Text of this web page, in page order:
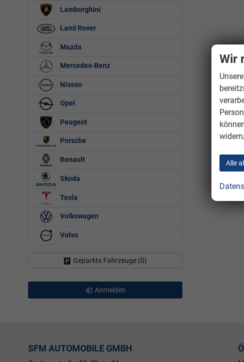
Lamborghini
Land Rover
Mazda
Mercedes-Benz
Nissan
Opel
Peugeot
Porsche
Renault
Skoda
Tesla
Volkswagen
Volvo
Geparkte Fahrzeuge (0)
Anmelden
SFM AUTOMOBILE GMBH
Wir
Alle